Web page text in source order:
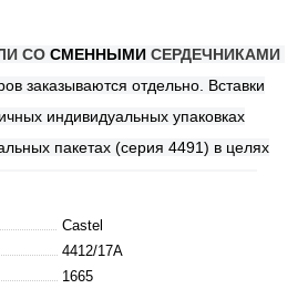
СО СМЕННЫМИСЕРДЕЧНИКАМИ
заказываются отдельно. Вставки
индивидуальных упаковках
пакетах (серия 4491) в целях
длительного периода
которые используются в
двумя картриджами и между
Castel
4412/17A
1665